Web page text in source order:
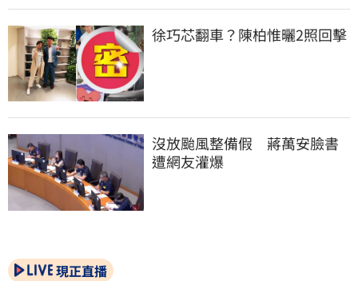
徐巧芯翻車？陳柏惟曬2照回擊
沒放颱風整備假　蔣萬安臉書
遭網友灌爆
現正直播